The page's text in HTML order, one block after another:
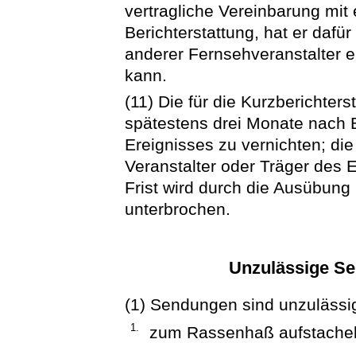
vertragliche Vereinbarung
Berichterstattung, hat er
anderer Fernsehveranstalter
kann.
(11) Die für die
spätestens drei Monate nach
Ereignisses zu vernichten;
Veranstalter oder Träger des
Frist wird durch die
unterbrochen.
Unzulässige
(1) Sendungen sind
1.
zum Rassenhaß